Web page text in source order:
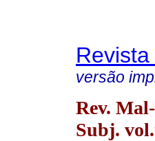
versão
Rev.
Subj.